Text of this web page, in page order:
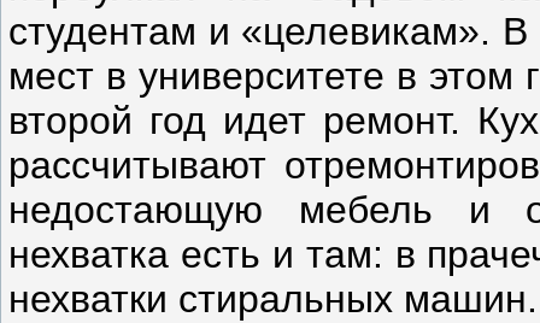
студентам и «целевикам».
мест в университете в
второй год идет ремонт.
рассчитывают
недостающую мебель и
нехватка есть и там: в
нехватки стиральных машин.